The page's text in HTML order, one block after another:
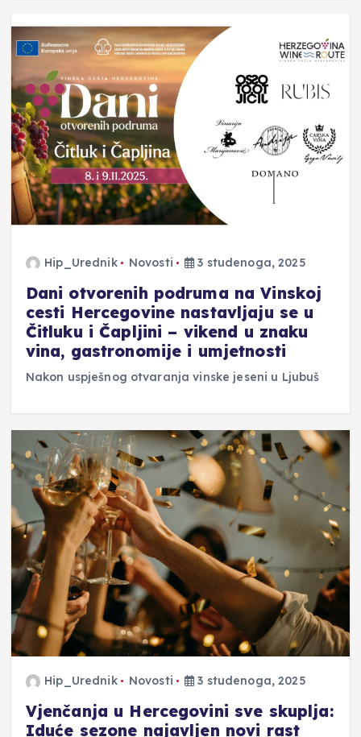
Hip_Urednik Novosti 3 studenoga, 2025
Dani otvorenih podruma na Vinskoj
cesti Hercegovine nastavljaju se u
Čitluku i Čapljini – vikend u znaku
vina, gastronomije i umjetnosti
Nakon uspješnog otvaranja vinske jeseni u Ljubuš
Hip_Urednik Novosti 3 studenoga, 2025
Vjenčanja u Hercegovini sve skuplja:
Iduće sezone najavljen novi rast